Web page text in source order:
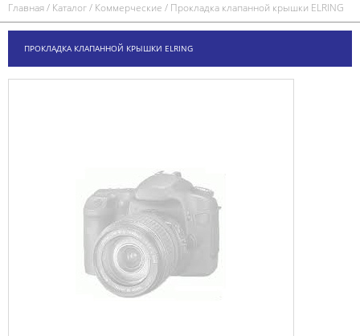
Главная/ Каталог/ Коммерческие / Прокладка клапанной крышки ELRING
ПРОКЛАДКА КЛАПАННОЙ КРЫШКИ ELRING